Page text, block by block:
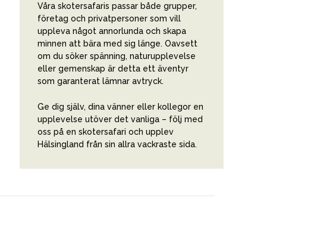
Våra skotersafaris passar både grupper,
företag och privatpersoner som vill
uppleva något annorlunda och skapa
minnen att bära med sig länge. Oavsett
om du söker spänning, naturupplevelse
eller gemenskap är detta ett äventyr
som garanterat lämnar avtryck.
Ge dig själv, dina vänner eller kollegor en
upplevelse utöver det vanliga – följ med
oss på en skotersafari och upplev
Hälsingland från sin allra vackraste sida.